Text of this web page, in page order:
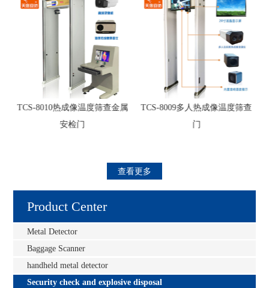
TCS-8010热成像温度筛查金属
安检门
TCS-8009多人热成像温度筛查
门
查看更多
Product Center
Metal Detector
Baggage Scanner
handheld metal detector
Security check and explosive disposal